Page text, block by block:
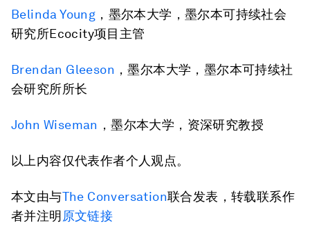
Belinda Young ，墨尔本大学，墨尔本可持续社会
研究所Ecocity项目主管
Brendan Gleeson ，墨尔本大学，墨尔本可持续社
会研究所所长
John Wiseman ，墨尔本大学，资深研究教授
以上内容仅代表作者个人观点。
本文由与The Conversation联合发表，转载联系作
者并注明 原文链接